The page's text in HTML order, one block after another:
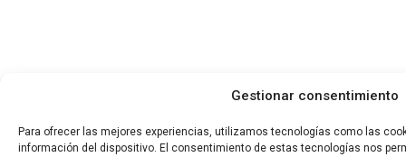
Gestionar consentimiento
Para ofrecer las mejores experiencias, utilizamos tecnologías como las
información del dispositivo. El consentimiento de estas tecnologías nos